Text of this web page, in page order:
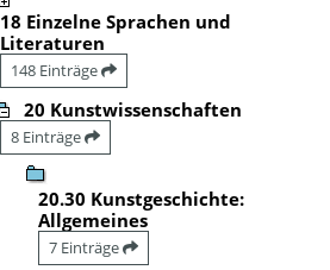
18 Einzelne Sprachen und
Literaturen
148 Einträge
20 Kunstwissenschaften
8 Einträge
20.30 Kunstgeschichte:
Allgemeines
7 Einträge